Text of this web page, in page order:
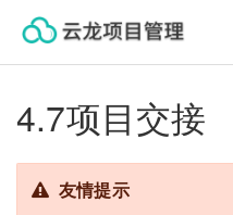
4.7项目交接
友情提示